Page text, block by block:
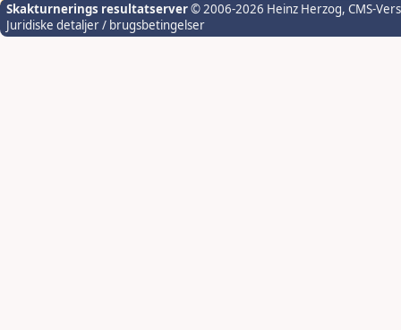
Skakturnerings resultatserver© 2006-2026 Heinz Herzog, CMS-
Juridiske detaljer / brugsbetingelser